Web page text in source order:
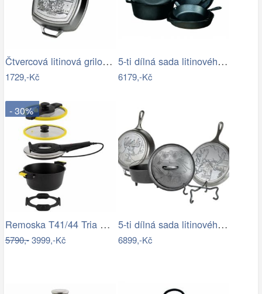
Čtvercová litinová grilovací pánev…
1729,-Kč
5-ti dílná sada litinového nádobí Lodge
6179,-Kč
- 30%
Remoska T41/44 Tria Yellow
5790,-3999,-Kč
5-ti dílná sada litinového nádobí Lodge…
6899,-Kč